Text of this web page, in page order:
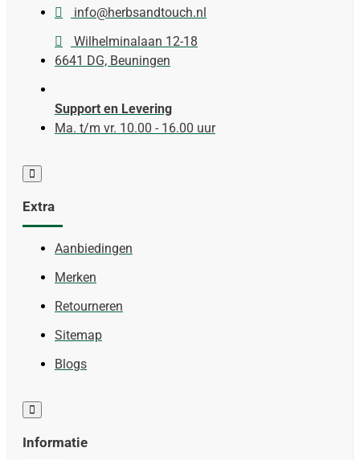
info@herbsandtouch.nl
Wilhelminalaan 12-18
6641 DG, Beuningen
Support en Levering
Ma. t/m vr. 10.00 - 16.00 uur
Extra
Aanbiedingen
Merken
Retourneren
Sitemap
Blogs
Informatie